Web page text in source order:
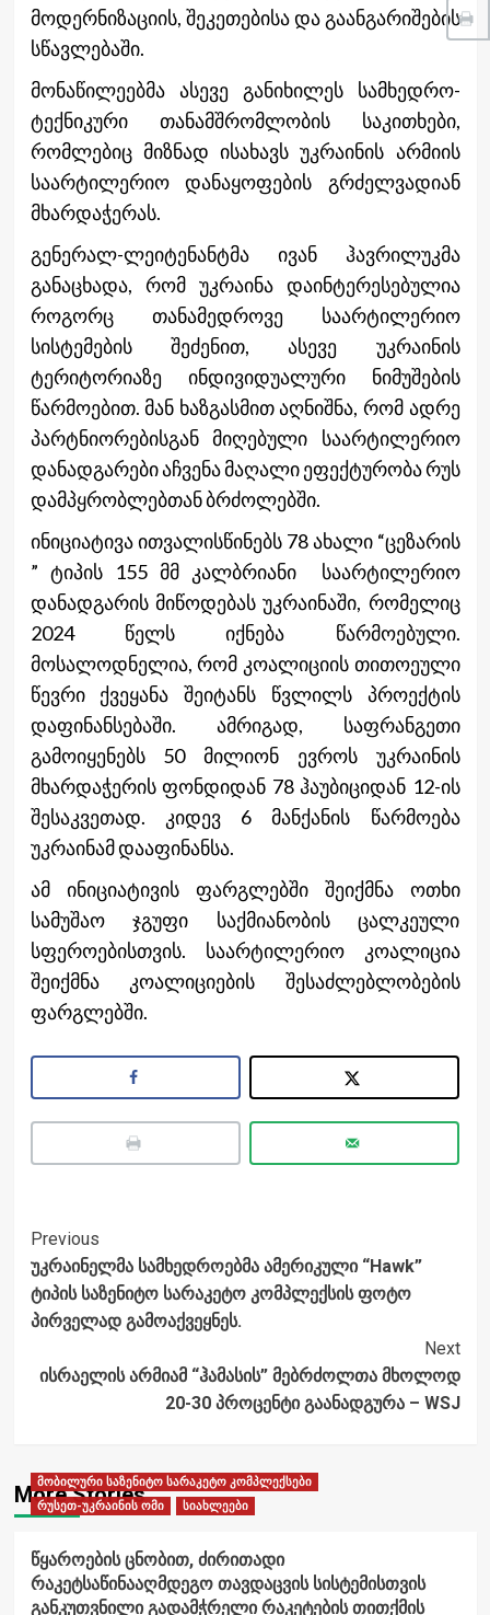
მოდერნიზაციის, შეკეთებისა და გაანგარიშების
სწავლებაში.
მონაწილეებმა ასევე განიხილეს სამხედრო-
ტექნიკური თანამშრომლობის საკითხები,
რომლებიც მიზნად ისახავს უკრაინის არმიის
საარტილერიო დანაყოფების გრძელვადიან
მხარდაჭერას.
გენერალ-ლეიტენანტმა ივან ჰავრილუკმა
განაცხადა, რომ უკრაინა დაინტერესებულია
როგორც თანამედროვე საარტილერიო
სისტემების შეძენით, ასევე უკრაინის
ტერიტორიაზე ინდივიდუალური ნიმუშების
წარმოებით. მან ხაზგასმით აღნიშნა, რომ ადრე
პარტნიორებისგან მიღებული საარტილერიო
დანადგარები აჩვენა მაღალი ეფექტურობა რუს
დამპყრობლებთან ბრძოლებში.
ინიციატივა ითვალისწინებს 78 ახალი “ცეზარის
” ტიპის 155 მმ კალბრიანი საარტილერიო
დანადგარის მიწოდებას უკრაინაში, რომელიც
2024 წელს იქნება წარმოებული.
მოსალოდნელია, რომ კოალიციის თითოეული
წევრი ქვეყანა შეიტანს წვლილს პროექტის
დაფინანსებაში. ამრიგად, საფრანგეთი
გამოიყენებს 50 მილიონ ევროს უკრაინის
მხარდაჭერის ფონდიდან 78 ჰაუბიციდან 12-ის
შესაკვეთად. კიდევ 6 მანქანის წარმოება
უკრაინამ დააფინანსა.
ამ ინიციატივის ფარგლებში შეიქმნა ოთხი
სამუშაო ჯგუფი საქმიანობის ცალკეული
სფეროებისთვის. საარტილერიო კოალიცია
შეიქმნა კოალიციების შესაძლებლობების
ფარგლებში.
Post
Navigation
Previous
უკრაინელმა სამხედროებმა ამერიკული “Hawk”
ტიპის საზენიტო სარაკეტო კომპლექსის ფოტო
პირველად გამოაქვეყნეს.
Next
ისრაელის არმიამ “ჰამასის” მებრძოლთა მხოლოდ
20-30 პროცენტი გაანადგურა – WSJ
More Stories
მობილური საზენიტო სარაკეტო კომპლექსები
რუსეთ-უკრაინის ომი
სიახლეები
წყაროების ცნობით, ძირითადი
რაკეტსაწინააღმდეგო თავდაცვის სისტემისთვის
განკუთვნილი გადამჭრელი რაკეტების თითქმის